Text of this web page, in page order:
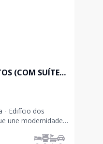
(COM SUÍTE) -
- Edifício dos
distribuídos de